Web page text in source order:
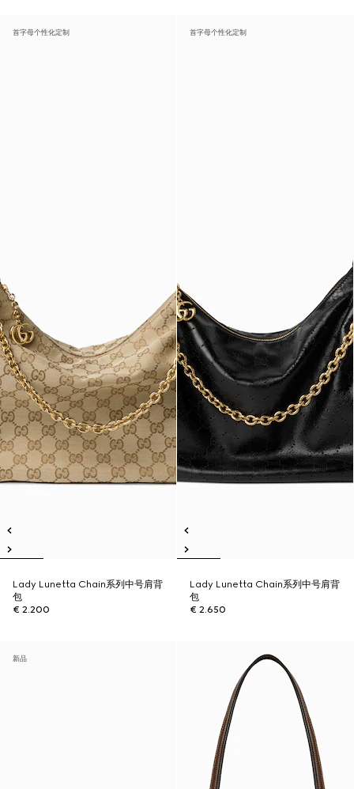
首字母个性化定制
Lady Lunetta Chain系列中号肩背
包
€ 2.200
首字母个性化定制
Lady Lunetta Chain系列中号肩背
包
€ 2.650
新品